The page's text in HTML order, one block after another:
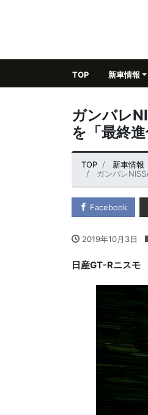
TOP 新車情報
ガンバレ
を「最終
TOP 新車情報
ガンバレ
Facebook
2019年10月3日
日産GT-Rニスモ